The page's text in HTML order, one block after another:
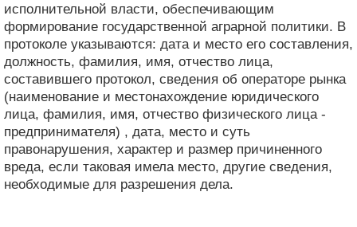
исполнительной власти, обеспечивающим
формирование государственной аграрной политики. В
протоколе указываются: дата и место его составления,
должность, фамилия, имя, отчество лица,
составившего протокол, сведения об операторе рынка
(наименование и местонахождение юридического
лица, фамилия, имя, отчество физического лица -
предпринимателя) , дата, место и суть
правонарушения, характер и размер причиненного
вреда, если таковая имела место, другие сведения,
необходимые для разрешения дела.